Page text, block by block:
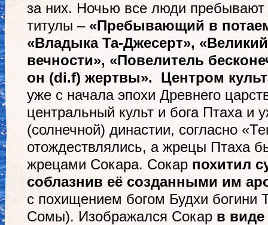
за них. Ночью все люди пребывают
титулы –«Пребывающий в
«Владыка Та-Джесерт»,
вечности», «Повелитель
он (di.f) жертвы».
Центром
уже с начала эпохи Древнего
центральный культ и бога Птаха и
(солнечной) династии, согласно
отождествлялись, а жрецы Птаха
жрецами Сокара. Сокар похитил
соблазнив её созданными им
с похищением богом Будхи богини
Сомы). Изображался Сокар в виде